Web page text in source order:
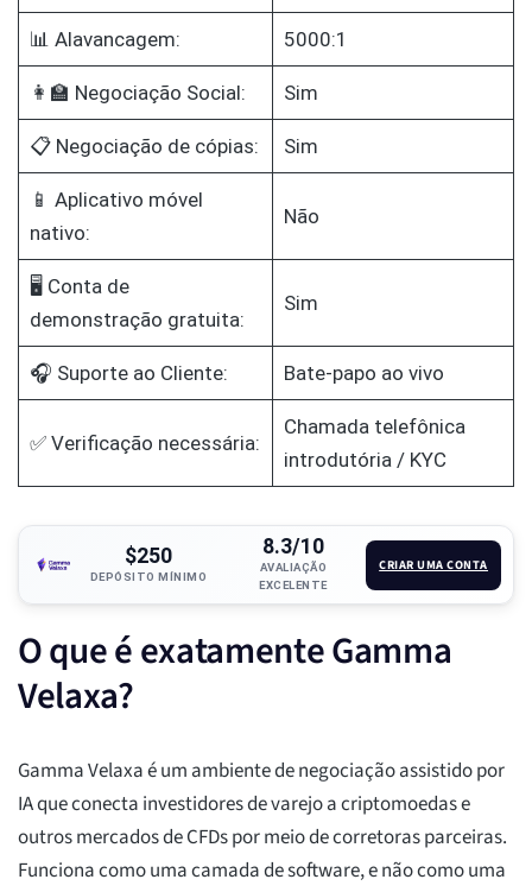
📊 Alavancagem: 5000:1
👩‍🏫 Negociação Social: Sim
📋 Negociação de cópias: Sim
📱 Aplicativo móvel
nativo:
Não
🖥️ Conta de
demonstração gratuita:
Sim
🎧 Suporte ao Cliente: Bate-papo ao vivo
✅ Verificação necessária:
Chamada telefônica
introdutória / KYC
$250
DEPÓSITO MÍNIMO
8.3/10
AVALIAÇÃO
EXCELENTE
CRIAR UMA CONTA
O que é exatamente Gamma
Velaxa?
Gamma Velaxa é um ambiente de negociação assistido por
IA que conecta investidores de varejo a criptomoedas e
outros mercados de CFDs por meio de corretoras parceiras.
Funciona como uma camada de software, e não como uma